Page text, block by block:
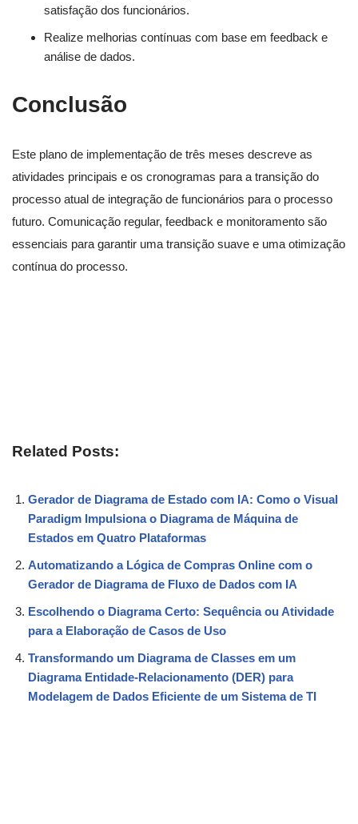
satisfação dos funcionários.
Realize melhorias contínuas com base em feedback e
análise de dados.
Conclusão
Este plano de implementação de três meses descreve as
atividades principais e os cronogramas para a transição do
processo atual de integração de funcionários para o processo
futuro. Comunicação regular, feedback e monitoramento são
essenciais para garantir uma transição suave e uma otimização
contínua do processo.
Related Posts:
Gerador de Diagrama de Estado com IA: Como o Visual
Paradigm Impulsiona o Diagrama de Máquina de
Estados em Quatro Plataformas
Automatizando a Lógica de Compras Online com o
Gerador de Diagrama de Fluxo de Dados com IA
Escolhendo o Diagrama Certo: Sequência ou Atividade
para a Elaboração de Casos de Uso
Transformando um Diagrama de Classes em um
Diagrama Entidade-Relacionamento (DER) para
Modelagem de Dados Eficiente de um Sistema de TI